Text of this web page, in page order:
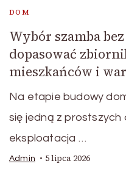
DOM
Wybór szamba
dopasować
mieszkańców i
Na etapie budowy
się jedną z prostszych
eksploatacja …
Admin 5 lipca 2026